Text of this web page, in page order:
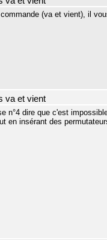
(va et vient), il
va et vient
n°4 dire que c'est
en insérant des